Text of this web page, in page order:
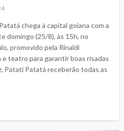
chega à capital goiana com a
domingo (25/8), às 15h, no
promovido pela Rinaldi
e teatro para garantir boas risadas
Patati Patatá receberão todas as